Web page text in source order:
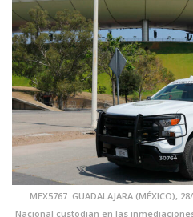
MEX5767. GUADALAJARA
Nacional custodian en las